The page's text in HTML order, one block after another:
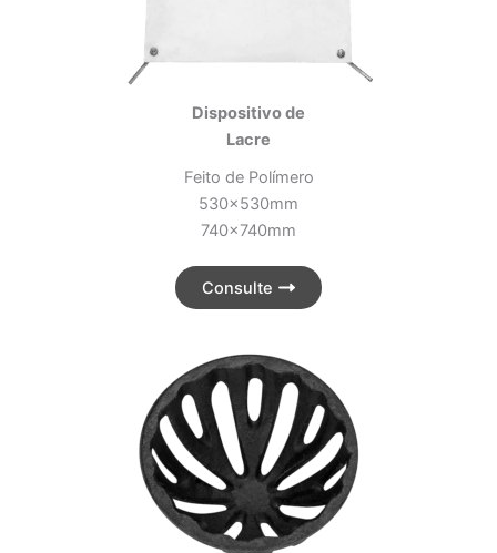
Dispositivo de
Lacre
Feito de Polímero
530x530mm
740x740mm
Consulte